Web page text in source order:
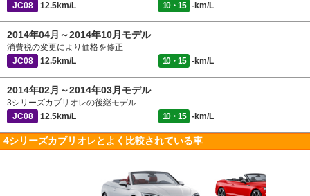
JC08
12.5km/L 10・15 -km/L
2014年04月～2014年10月モデル
消費税の変更により価格を修正
JC08
12.5km/L 10・15 -km/L
2014年02月～2014年03月モデル
3シリーズカブリオレの後継モデル
JC08
12.5km/L 10・15 -km/L
4シリーズカブリオレとよく比較されている車